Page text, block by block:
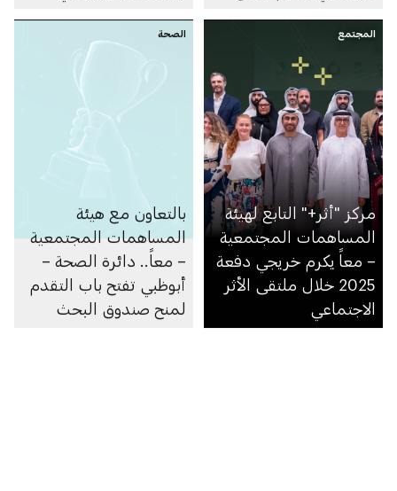
الظفرة
المجتمع
مركز "أثر+" التابع لهيئة
المساهمات المجتمعية
– معاً يكرم خريجي دفعة
2025 خلال ملتقى الأثر
الاجتماعي
الصحة
بالتعاون مع هيئة
المساهمات المجتمعية
– معاً.. دائرة الصحة –
أبوظبي تفتح باب التقدم
لمنح صندوق البحث